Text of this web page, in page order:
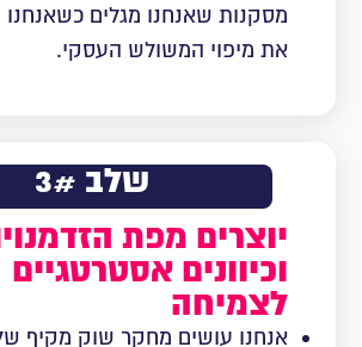
מסקנות שאנחנו מגלים
את מיפוי המשולש העסקי.
שלב 3#
יוצרים מפת
וכיוונים אסטרטגיים
לצמיחה
אנחנו עושים מחקר שוק מקיף